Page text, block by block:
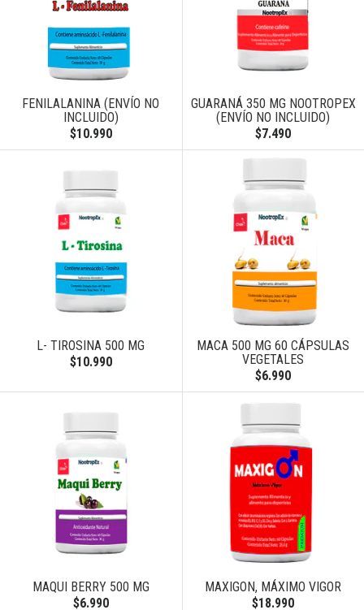
FENILALANINA (ENVÍO NO
INCLUIDO)
$10.990
GUARANÁ 350 MG NOOTROPEX
(ENVÍO NO INCLUIDO)
$7.490
L- TIROSINA 500 MG
$10.990
MACA 500 MG 60 CÁPSULAS
VEGETALES
$6.990
MAQUI BERRY 500 MG
$6.990
MAXIGON, MÁXIMO VIGOR
$18.990